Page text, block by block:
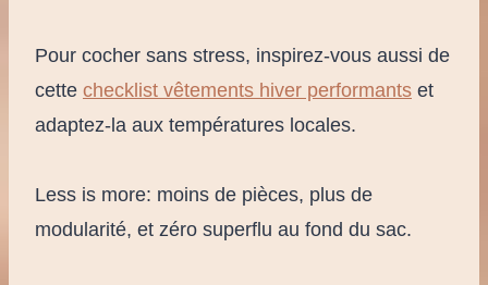
Pour cocher sans stress, inspirez-vous aussi de
cette checklist vêtements hiver performants et
adaptez-la aux températures locales.
Less is more: moins de pièces, plus de
modularité, et zéro superflu au fond du sac.